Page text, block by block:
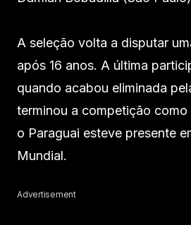
A seleção volta a disputar
após 16 anos. A última
quando acabou eliminada
terminou a competição
o Paraguai esteve presente
Mundial.
Advertisement